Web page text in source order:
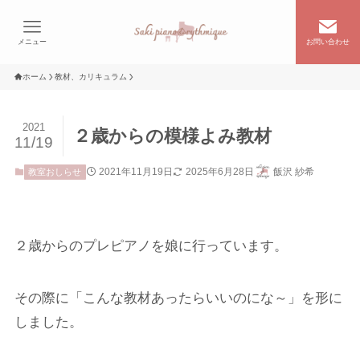
お問い合わせ
メニュー
ホーム 教材、カリキュラム
２歳からの模様よみ教材
2021
11/19
教室おしらせ 2021年11月19日 2025年6月28日 飯沢 紗希
２歳からのプレピアノを娘に行っています。
その際に「こんな教材あったらいいのにな～」を形に
しました。